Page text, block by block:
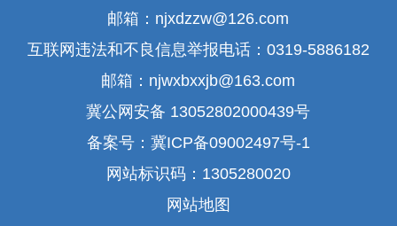
邮箱：njxdzzw@126.com
互联网违法和不良信息举报电话：0319-5886182
邮箱：njwxbxxjb@163.com
冀公网安备 13052802000439号
备案号：冀ICP备09002497号-1
网站标识码：1305280020
网站地图